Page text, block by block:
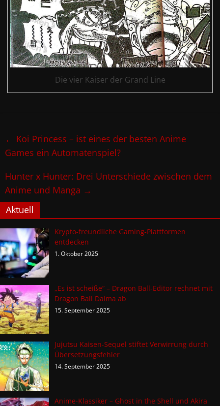
Die vier Kaiser der Grand Line
← Koi Princess – ist eines der besten Anime
Games ein Automatenspiel?
Hunter x Hunter: Drei Unterschiede zwischen dem
Anime und Manga →
Aktuell
Krypto-freundliche Gaming-Plattformen
entdecken
1. Oktober 2025
„Es ist scheiße“ – Dragon Ball-Editor rechnet mit
Dragon Ball Daima ab
15. September 2025
Jujutsu Kaisen-Sequel stiftet Verwirrung durch
Übersetzungsfehler
14. September 2025
Anime-Klassiker – Ghost in the Shell und Akira